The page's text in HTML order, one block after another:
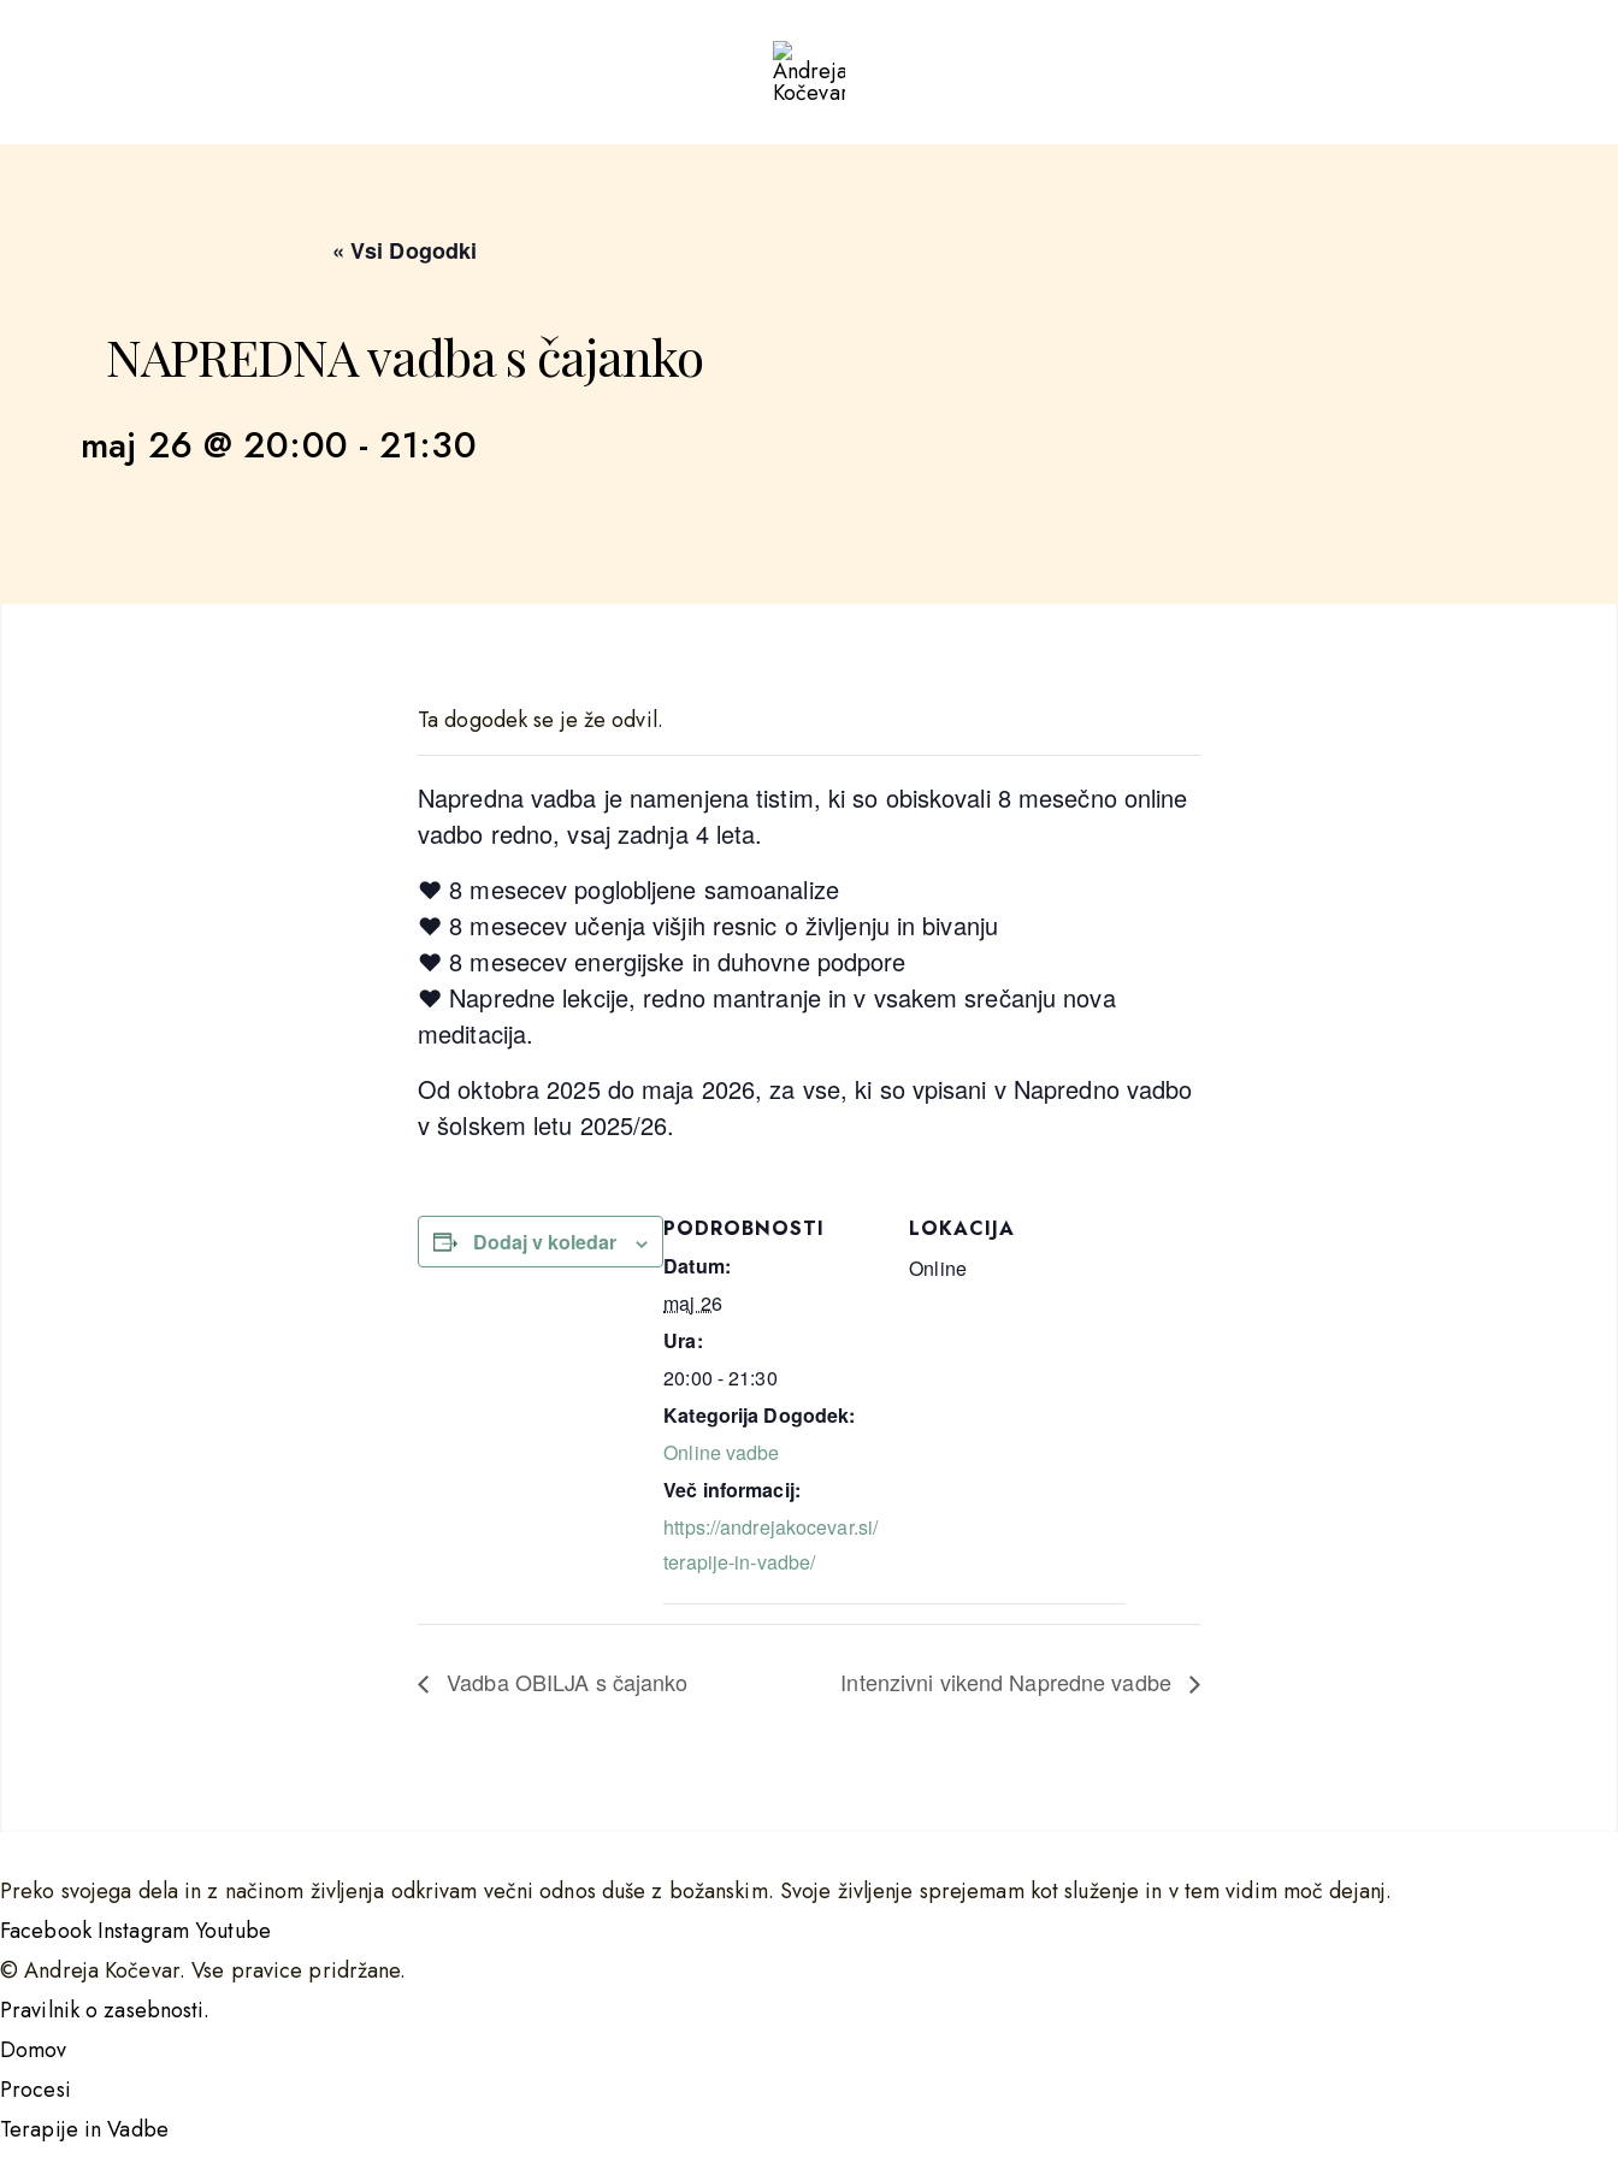
Andreja
« Vsi Dogodki
NAPREDNA vadba s čajanko
maj 26 @ 20:00 - 21:30
Ta dogodek se je že odvil.
Napredna vadba je namenjena tistim, ki so obiskovali 8 mesečno online
vadbo redno, vsaj zadnja 4 leta.
❤️ 8 mesecev poglobljene samoanalize
❤️ 8 mesecev učenja višjih resnic o življenju in bivanju
❤️ 8 mesecev energijske in duhovne podpore
❤️ Napredne lekcije, redno mantranje in v vsakem srečanju nova
meditacija.
Od oktobra 2025 do maja 2026, za vse, ki so vpisani v Napredno vadbo
v šolskem letu 2025/26.
Dodaj v koledar
PODROBNOSTI
Datum:
maj 26
Ura:
20:00 - 21:30
Kategorija Dogodek:
Online vadbe
Več informacij:
https://andrejakocevar.si/
terapije-in-vadbe/
LOKACIJA
Online
Vadba OBILJA s čajanko Intenzivni vikend Napredne vadbe
Preko svojega dela in z načinom življenja odkrivam večni odnos duše z božanskim. Svoje življenje sprejemam kot služenje in v tem vidim moč dejanj.
Facebook InstagramYoutube
© Andreja Kočevar. Vse pravice pridržane.
Pravilnik o zasebnosti.
Domov
Procesi
Terapije in Vadbe